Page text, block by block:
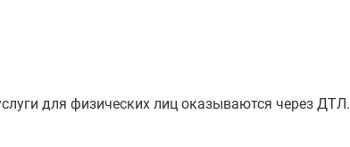
для физических лиц оказываются через ДТЛ.